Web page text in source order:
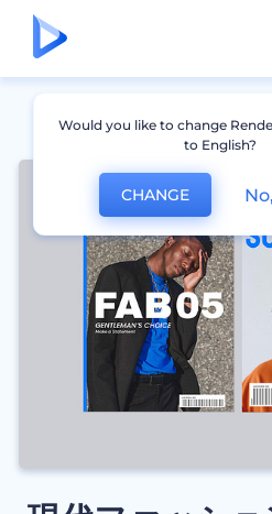
Would you like to change
to English?
CHANGE